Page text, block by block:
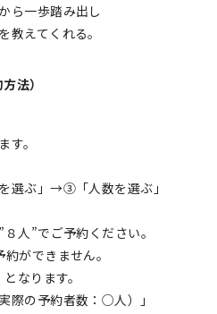
ら一歩踏み出し
教えてくれる。
法）
。
ぶ」→③「人数を選ぶ」
人”でご予約ください。
ができません。
なります。
際の予約者数：○人）」